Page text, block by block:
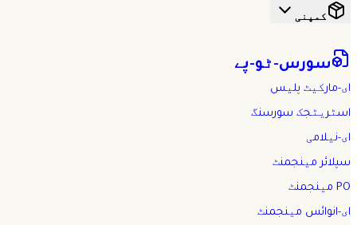
کمپنی
سورس-ٹو-پے
ای-مارکیٹ پلیس
اسٹریٹجک سورسنگ
ای-نیلامی
سپلائر مینجمنٹ
PO مینجمنٹ
ای-انوائس مینجمنٹ